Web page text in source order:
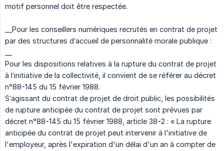
motif personnel doit être respectée.
__Pour les conseillers numériques recrutés en contrat de projet
par des structures d’accueil de personnalité morale publique :
Pour les dispositions relatives à la rupture du contrat de projet
à l’initiative de la collectivité, il convient de se référer au décret
n°88-145 du 15 février 1988.
S’agissant du contrat de projet de droit public, les possibilités
de rupture anticipée du contrat de projet sont prévues par
décret n°88-145 du 15 février 1988, article 38-2 : « La rupture
anticipée du contrat de projet peut intervenir à l'initiative de
l'employeur, après l'expiration d'un délai d'un an à compter de